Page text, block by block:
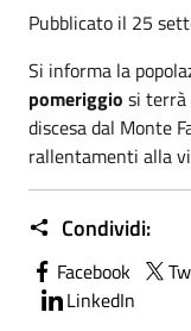
Pubblicato il 25
Si informa la
pomeriggio si terrà
discesa dal Monte
rallentamenti alla
Condividi:
Facebook
LinkedIn